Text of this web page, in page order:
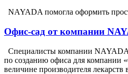
NAYADA помогла оформить
Офис-сад от компании
Специалисты компании
по созданию офиса для компании
величине производителя лекарств